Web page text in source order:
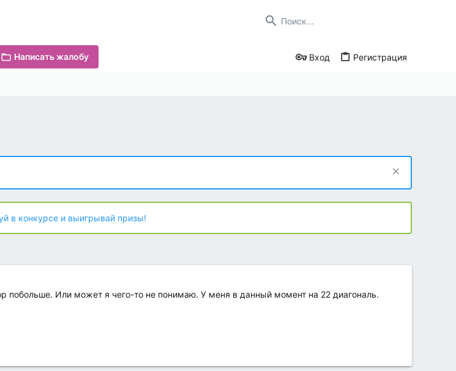
Написать жалобу Вход Регистрация
в конкурсе и выигрывай призы!
побольше. Или может я чего-то не понимаю. У меня в данный момент на 22 диагональ.